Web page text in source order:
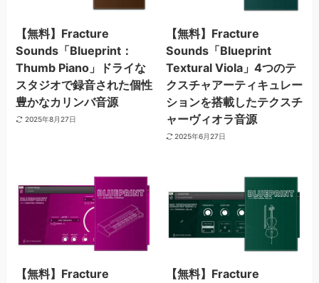
【無料】Fracture
Sounds「Blueprint：
Thumb Piano」ドライな
スタジオで録音された個性
豊かなカリンバ音源
2025年8月27日
【無料】Fracture
Sounds「Blueprint
Textural Viola」4つのテ
クスチャアーティキュレー
ションを搭載したテクスチ
ャーヴィオラ音源
2025年6月27日
【無料】Fracture
【無料】Fracture